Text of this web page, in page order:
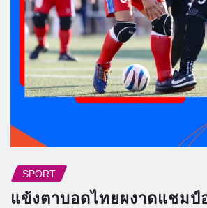
SPORT
แข้งตาบอดไทยผงาดแชมป์